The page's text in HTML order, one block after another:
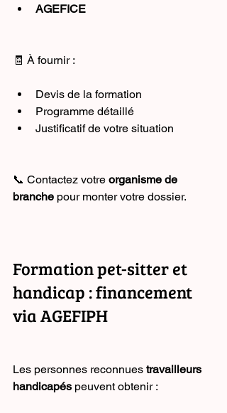
AGEFICE
🧾 À fournir :
Devis de la formation
Programme détaillé
Justificatif de votre situation
📞 Contactez votre organisme de
branche pour monter votre dossier.
Formation pet-sitter et
handicap : financement
via AGEFIPH
Les personnes reconnues travailleurs
handicapés peuvent obtenir :